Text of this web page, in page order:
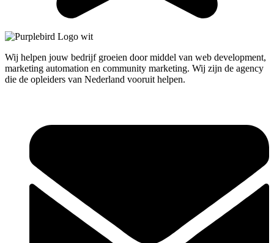
Wij helpen jouw bedrijf groeien door middel van web development,
marketing automation en community marketing. Wij zijn de agency
die de opleiders van Nederland vooruit helpen.